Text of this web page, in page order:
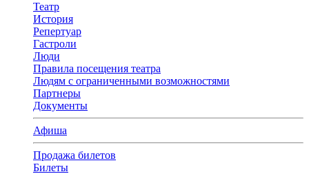
Театр
История
Репертуар
Гастроли
Люди
Правила посещения театра
Людям с ограниченными возможностями
Партнеры
Документы
Афиша
Продажа билетов
Билеты